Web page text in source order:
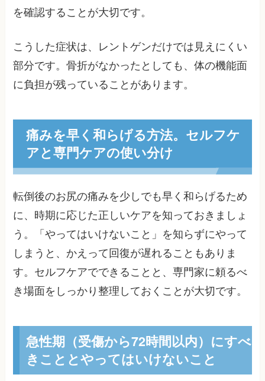
を確認することが大切です。
こうした症状は、レントゲンだけでは見えにくい
部分です。骨折がなかったとしても、体の機能面
に負担が残っていることがあります。
痛みを早く和らげる方法。セルフケ
アと専門ケアの使い分け
転倒後のお尻の痛みを少しでも早く和らげるため
に、時期に応じた正しいケアを知っておきましょ
う。「やってはいけないこと」を知らずにやって
しまうと、かえって回復が遅れることもありま
す。セルフケアでできることと、専門家に頼るべ
き場面をしっかり整理しておくことが大切です。
急性期（受傷から72時間以内）にすべ
きこととやってはいけないこと